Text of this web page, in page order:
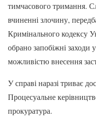
тимчасового тримання.
вчиненні злочину,
Кримінального кодексу
обрано запобіжні заходи
можливістю внесення
У справі наразі триває
Процесуальне
прокуратура.